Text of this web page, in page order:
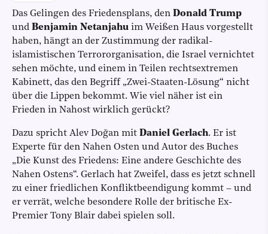
Das Gelingen des Friedensplans, den Donald Trump
und Benjamin Netanjahu im Weißen Haus vorgestellt
haben, hängt an der Zustimmung der radikal-
islamistischen Terrororganisation, die Israel vernichtet
sehen möchte, und einem in Teilen rechtsextremen
Kabinett, das den Begriff „Zwei-Staaten-Lösung“ nicht
über die Lippen bekommt. Wie viel näher ist ein
Frieden in Nahost wirklich gerückt?
Dazu spricht Alev Doğan mit Daniel Gerlach. Er ist
Experte für den Nahen Osten und Autor des Buches
„Die Kunst des Friedens: Eine andere Geschichte des
Nahen Ostens“. Gerlach hat Zweifel, dass es jetzt schnell
zu einer friedlichen Konfliktbeendigung kommt – und
er verrät, welche besondere Rolle der britische Ex-
Premier Tony Blair dabei spielen soll.